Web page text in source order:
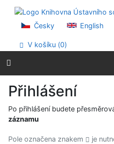
Přejít na menu
Prohlášení o webové
Česky English
V košíku (0)
Přihlášení
Po přihlášení budete
záznamu
Pole označena znakem je